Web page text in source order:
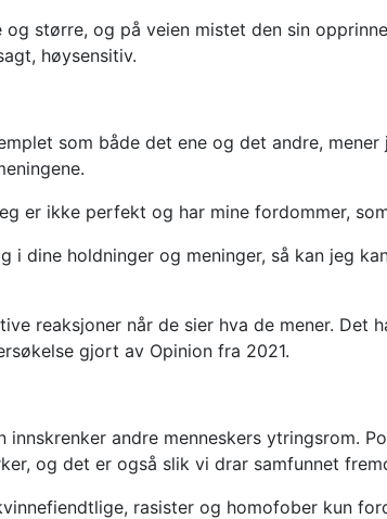
større, og på veien mistet den sin
høysensitiv.
som både det ene og det andre,
er ikke perfekt og har mine fordommer,
dine holdninger og meninger, så kan jeg
reaksjoner når de sier hva de mener. Det
gjort av Opinion fra 2021.
andre menneskers ytringsrom.
og det er også slik vi drar samfunnet
rasister og homofober kun